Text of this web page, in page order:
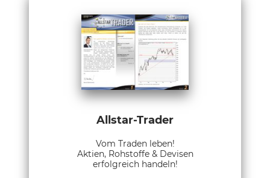
Allstar-Trader
Vom Traden leben!
Aktien, Rohstoffe & Devisen
erfolgreich handeln!